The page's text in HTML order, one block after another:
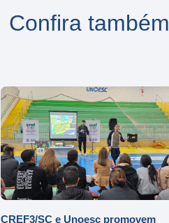
Confira também
CREF3/SC e Unoesc promovem